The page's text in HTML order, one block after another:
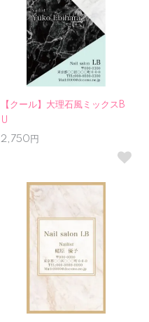
【クール】大理石風ミックスB
U
2,750円